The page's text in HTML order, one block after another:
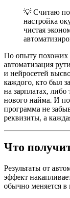
💡 Считаю по
настройка
чистая
По опыту похожих
автоматизация
и нейросетей
каждого, кто был
на зарплатах,
нового найма. И
программа не
реквизиты, а
Что
Результаты от
эффект
обычно меняется